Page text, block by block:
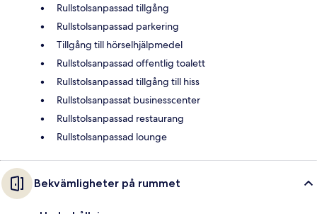
Rullstolsanpassad tillgång
Rullstolsanpassad parkering
Tillgång till hörselhjälpmedel
Rullstolsanpassad offentlig toalett
Rullstolsanpassad tillgång till hiss
Rullstolsanpassat businesscenter
Rullstolsanpassad restaurang
Rullstolsanpassad lounge
Bekvämligheter på rummet